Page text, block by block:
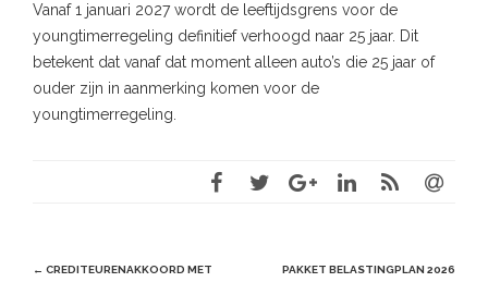
Vanaf 1 januari 2027 wordt de leeftijdsgrens voor de
youngtimerregeling definitief verhoogd naar 25 jaar. Dit
betekent dat vanaf dat moment alleen auto’s die 25 jaar of
ouder zijn in aanmerking komen voor de
youngtimerregeling.
Post
← CREDITEURENAKKOORD MET PAKKET BELASTINGPLAN 2026